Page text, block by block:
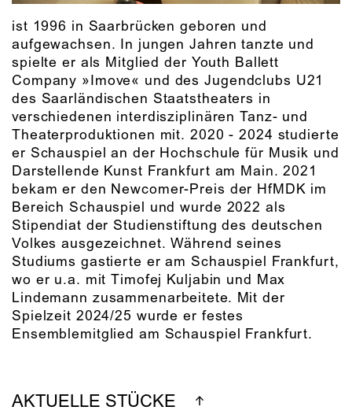
ist 1996 in Saarbrücken geboren und
aufgewachsen. In jungen Jahren tanzte und
spielte er als Mitglied der Youth Ballett
Company »Imove« und des Jugendclubs U21
des Saarländischen Staatstheaters in
verschiedenen interdisziplinären Tanz- und
Theaterproduktionen mit. 2020 - 2024 studierte
er Schauspiel an der Hochschule für Musik und
Darstellende Kunst Frankfurt am Main. 2021
bekam er den Newcomer-Preis der HfMDK im
Bereich Schauspiel und wurde 2022 als
Stipendiat der Studienstiftung des deutschen
Volkes ausgezeichnet. Während seines
Studiums gastierte er am Schauspiel Frankfurt,
wo er u.a. mit Timofej Kuljabin und Max
Lindemann zusammenarbeitete. Mit der
Spielzeit 2024/25 wurde er festes
Ensemblemitglied am Schauspiel Frankfurt.
AKTUELLE STÜCKE